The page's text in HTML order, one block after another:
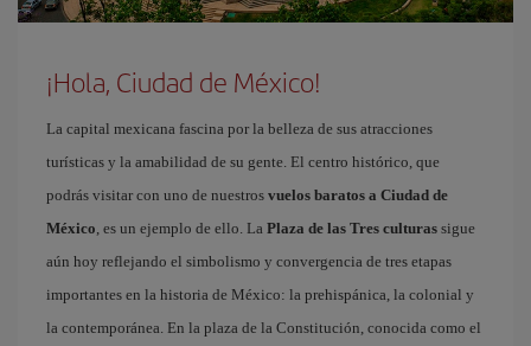
¡Hola, Ciudad de México!
La capital mexicana fascina por la belleza de sus atracciones
turísticas y la amabilidad de su gente. El centro histórico, que
podrás visitar con uno de nuestros vuelos baratos a Ciudad de
México, es un ejemplo de ello. La Plaza de las Tres culturas sigue
aún hoy reflejando el simbolismo y convergencia de tres etapas
importantes en la historia de México: la prehispánica, la colonial y
la contemporánea. En la plaza de la Constitución, conocida como el